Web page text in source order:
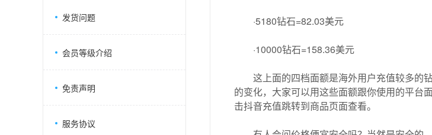
发货问题
会员等级介绍
免责声明
服务协议
·5180钻石=82.03美元
·10000钻石=158.36美元
这上面的四档面额是海外用户充值较多的
的变化，大家可以用这些面额跟你使用的平台
击抖音充值跳转到商品页面查看。